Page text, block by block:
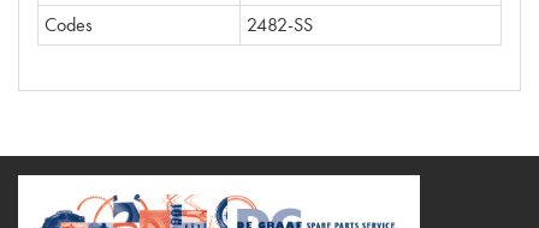
Codes
2482-SS